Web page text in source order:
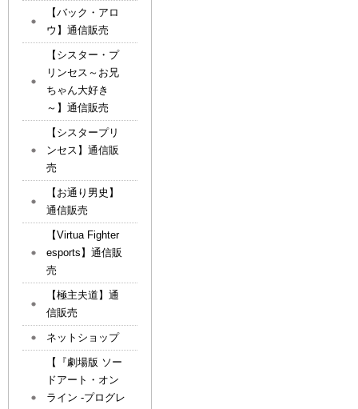
【バック・アロ
ウ】通信販売
【シスター・プ
リンセス～お兄
ちゃん大好き
～】通信販売
【シスタープリ
ンセス】通信販
売
【お通り男史】
通信販売
【Virtua Fighter
esports】通信販
売
【極主夫道】通
信販売
ネットショップ
【『劇場版 ソー
ドアート・オン
ライン -プログレ